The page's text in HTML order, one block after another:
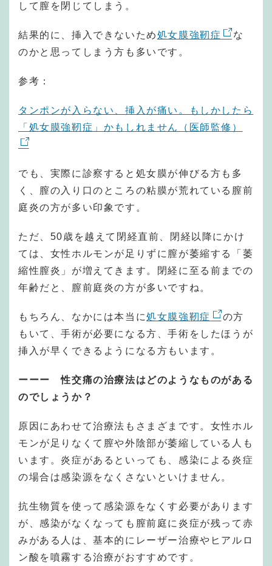
して膣を閉じてしまう。
結果的に、挿入できないため処女膜強靭症
な
のかと思ってしまう方も多いです。
参考：
タンポンが入らない、挿入が痛い。もしかしたら
「処女膜強靭症」かもしれません（医師監修）
でも、実際に診察すると処女膜が伸びる方も多
く、膣の入り口のところの粘膜が荒れている膣前
庭炎の方が多い印象です。
ただ、50歳を越えて閉経直前、閉経以降にかけ
ては、女性ホルモンが足りずに膣が萎縮する「萎
縮性膣炎」が増えてきます。閉経に至る前までの
年齢だと、膣前庭炎の方が多いですね。
もちろん、なかには本当に処女膜強靭症
の方
もいて、手術が必要になる方、手術をしたほうが
挿入が早くできるようになる方もいます。
ーーー 性交痛の治療法はどのようなものがある
のでしょうか？
原因にあわせて治療法もさまざまです。女性ホル
モンが足りなくて膣や外陰部が萎縮している人も
います。炎症があるといっても、感染による炎症
の場合は感染源をなくさないといけません。
抗生物質を使って感染源をなくす必要があります
が、感染がなくなっても膣前庭に炎症が残って赤
みがある人は、基本的にレーザー治療やヒアルロ
ン酸を噴霧する治療がおすすめです。